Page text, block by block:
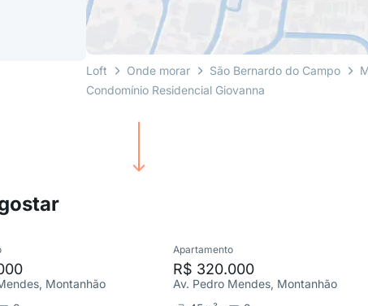
Loft Onde morar São Bernardo do Campo
Condomínio Residencial Giovanna
Montanhão
Apartamento
R$ 320.000
Av. Pedro Mendes, Montanhão